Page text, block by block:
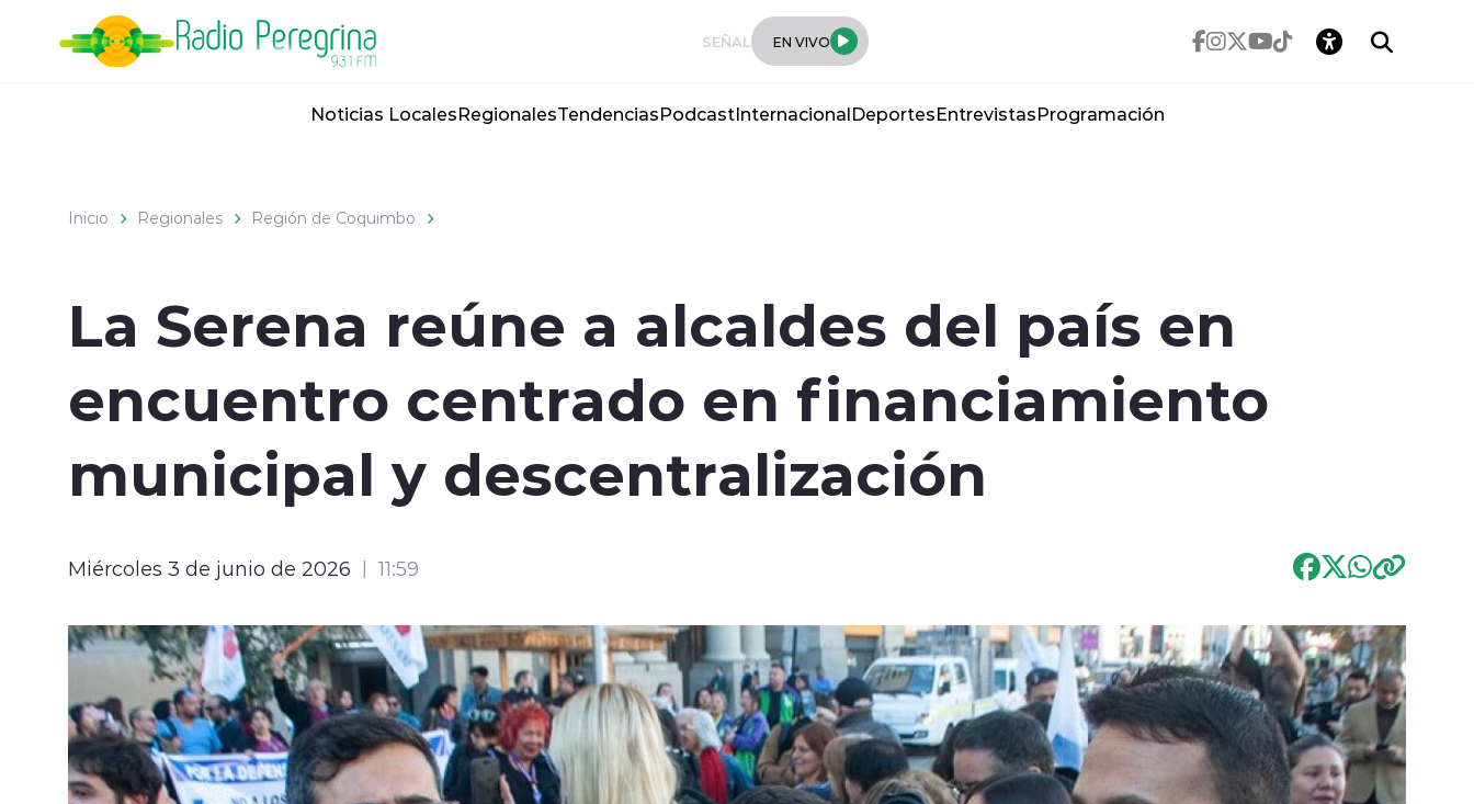
SEÑAL EN VIVO
Noticias LocalesRegionalesTendenciasPodcastInternacionalDeportesEntrevistasProgramación
Inicio Regionales Región de Coquimbo
La Serena reúne a alcaldes del país en
encuentro centrado en financiamiento
municipal y descentralización
Miércoles 3 de junio de 2026 11:59